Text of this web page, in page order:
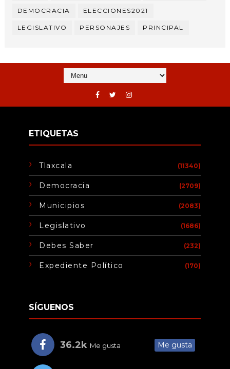
DEMOCRACIA ELECCIONES2021
LEGISLATIVO PERSONAJES PRINCIPAL
ETIQUETAS
Tlaxcala (11340)
Democracia (2709)
Municipios (2083)
Legislativo (1686)
Debes Saber (232)
Expediente Político (170)
SÍGUENOS
36.2k Me gusta Me gusta